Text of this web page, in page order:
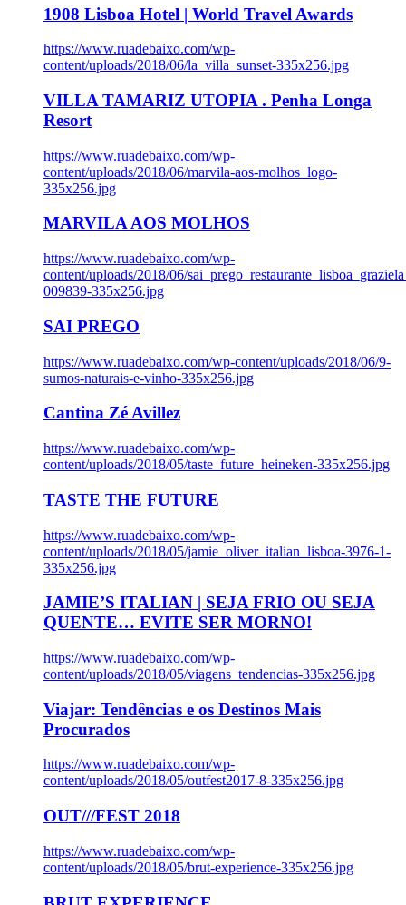
1908 Lisboa Hotel | World Travel Awards
https://www.ruadebaixo.com/wp-
content/uploads/2018/06/la_villa_sunset-335x256.jpg
VILLA TAMARIZ UTOPIA . Penha Longa
Resort
https://www.ruadebaixo.com/wp-
content/uploads/2018/06/marvila-aos-molhos_logo-
335x256.jpg
MARVILA AOS MOLHOS
https://www.ruadebaixo.com/wp-
content/uploads/2018/06/
009839-335x256.jpg
SAI PREGO
https://www.ruadebaixo.com/wp-content/uploads/2018/06/9-
sumos-naturais-e-vinho-335x256.jpg
Cantina Zé Avillez
https://www.ruadebaixo.com/wp-
content/uploads/2018/05/taste_future_heineken-335x256.jpg
TASTE THE FUTURE
https://www.ruadebaixo.com/wp-
content/uploads/2018/05/jamie_oliver_italian_lisboa-3976-1-
335x256.jpg
JAMIE’S ITALIAN | SEJA FRIO OU SEJA
QUENTE… EVITE SER MORNO!
https://www.ruadebaixo.com/wp-
content/uploads/2018/05/viagens_tendencias-335x256.jpg
Viajar: Tendências e os Destinos Mais
Procurados
https://www.ruadebaixo.com/wp-
content/uploads/2018/05/outfest2017-8-335x256.jpg
OUT///FEST 2018
https://www.ruadebaixo.com/wp-
content/uploads/2018/05/brut-experience-335x256.jpg